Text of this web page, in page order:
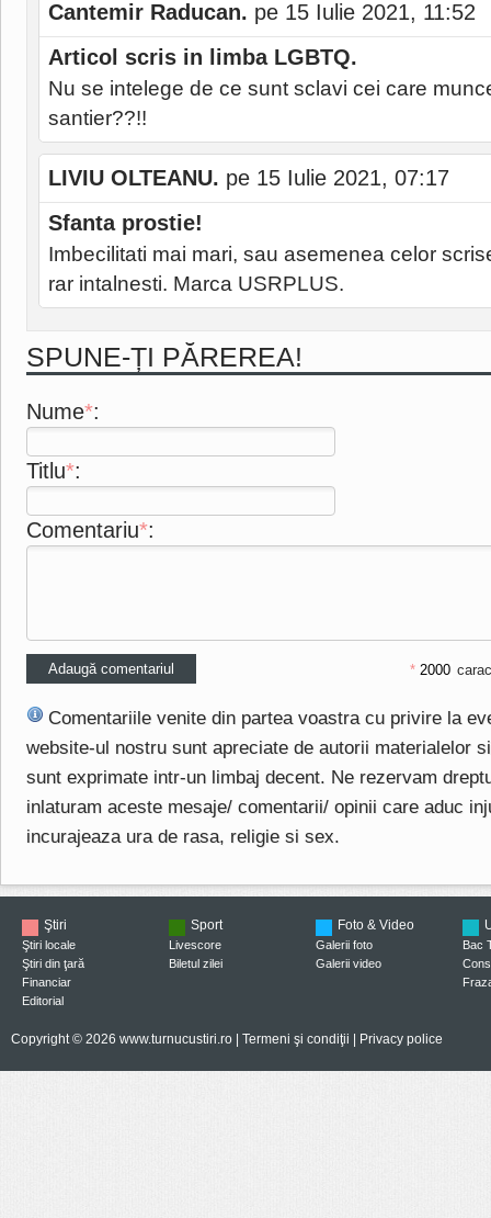
Cantemir Raducan. pe 15 Iulie 2021, 11:52
Articol scris in limba LGBTQ.
Nu se intelege de ce sunt sclavi cei care
santier??!!
LIVIU OLTEANU. pe 15 Iulie 2021, 07:17
Sfanta prostie!
Imbecilitati mai mari, sau asemenea celor
rar intalnesti. Marca USRPLUS.
SPUNE-ȚI PĂREREA!
Nume*:
Titlu*:
Comentariu*:
*
Comentariile venite din partea voastra cu privire la
website-ul nostru sunt apreciate de autorii materialelor
sunt exprimate intr-un limbaj decent. Ne rezervam
inlaturam aceste mesaje/ comentarii/ opinii care aduc
incurajeaza ura de rasa, religie si sex.
Ştiri
Ştiri locale
Ştiri din ţară
Financiar
Editorial
Sport
Livescore
Biletul zilei
Foto & Video
Galerii foto
Galerii video
Bac
Copyright © 2026 www.turnucustiri.ro | Termeni şi condiţii Privacy police